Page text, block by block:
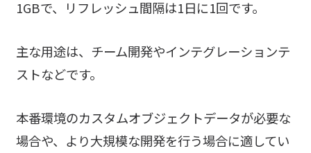
1GBで、リフレッシュ間隔は1日に1回です。
主な用途は、チーム開発やインテグレーションテ
ストなどです。
本番環境のカスタムオブジェクトデータが必要な
場合や、より大規模な開発を行う場合に適してい